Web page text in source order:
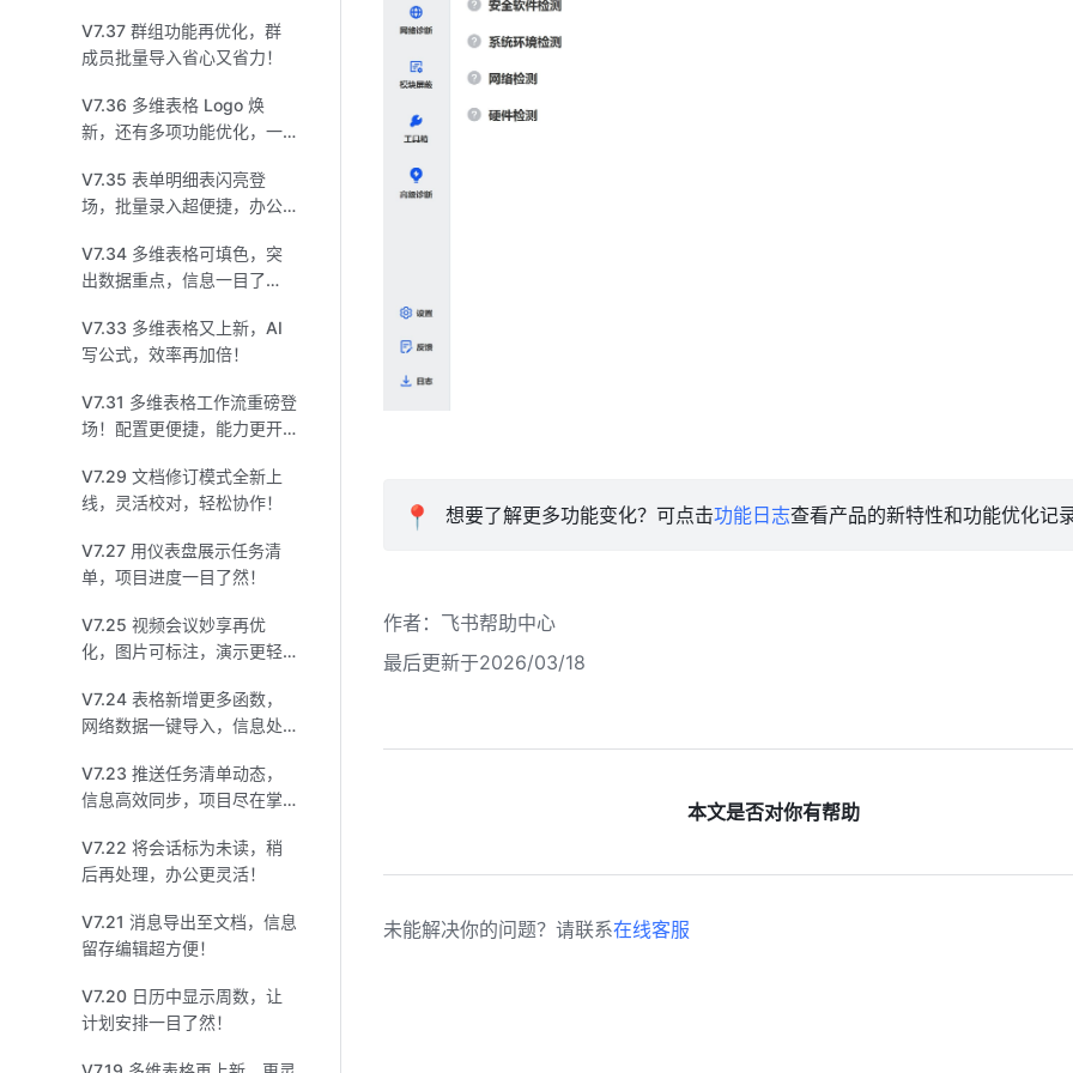
V7.37 群组功能再优化，群
成员批量导入省心又省力！
V7.36 多维表格 Logo 焕
新，还有多项功能优化，一
V7.35 表单明细表闪亮登
场，批量录入超便捷，办公
V7.34 多维表格可填色，突
出数据重点，信息一目了
V7.33 多维表格又上新，AI
写公式，效率再加倍！
V7.31 多维表格工作流重磅登
场！配置更便捷，能力更开
V7.29 文档修订模式全新上
线，灵活校对，轻松协作！
V7.27 用仪表盘展示任务清
单，项目进度一目了然！
V7.25 视频会议妙享再优
化，图片可标注，演示更轻
V7.24 表格新增更多函数，
网络数据一键导入，信息处
V7.23 推送任务清单动态，
信息高效同步，项目尽在掌
V7.22 将会话标为未读，稍
后再处理，办公更灵活！
V7.21 消息导出至文档，信息
留存编辑超方便！
V7.20 日历中显示周数，让
计划安排一目了然！
📍 想要了解更多功能变化？可点击功能日志查看产品的新特性和功能优化记
作者 ： 飞书帮助中心
最后更新于2026/03/18
本文是否对你有帮助
未能解决你的问题？请联系在线客服